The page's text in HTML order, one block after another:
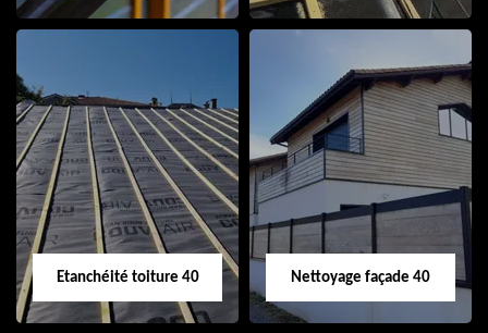
Nettoyage et pose
de gouttière 40
Réparation de
toiture 40
Etanchéité toiture 40 Nettoyage façade 40